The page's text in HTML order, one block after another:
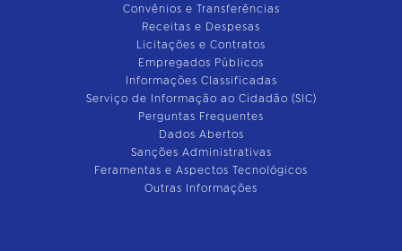
Convênios e Transferências
Receitas e Despesas
Licitações e Contratos
Empregados Públicos
Informações Classificadas
Serviço de Informação ao Cidadão (SIC)
Perguntas Frequentes
Dados Abertos
Sanções Administrativas
Feramentas e Aspectos Tecnológicos
Outras Informações